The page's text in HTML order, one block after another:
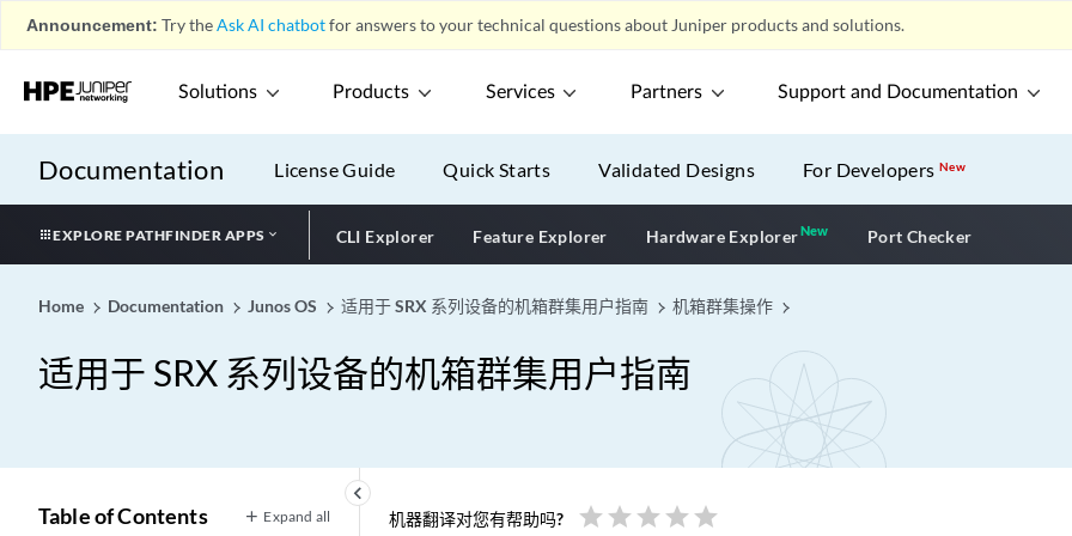
Announcement: Try theAsk AI chatbotfor answers to your technical questions about Juniper products and solutions.
Solutions Products Services Partners Support and Documentation
Documentation License Guide Quick Starts Validated Designs For DevelopersNew
EXPLORE PATHFINDER APPS CLI Explorer Feature Explorer Hardware ExplorerNewNew application
Port Checker
Home Documentation Junos OS 适用于 SRX 系列设备的机箱群集用户指南 机箱群集操作
适用于 SRX 系列设备的机箱群集用户指南
keyboard_arrow_left
Table of Contents Expand all 机器翻译对您有帮助吗? star star star star star